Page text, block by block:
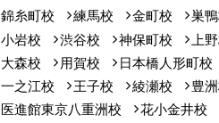
錦糸町校
練馬校 金町校
巣
小岩校
渋谷校 神保町校
上
大森校
用賀校
日本橋人形町校
一之江校
王子校 綾瀬校
豊
医進館東京八重洲校
花小金井校